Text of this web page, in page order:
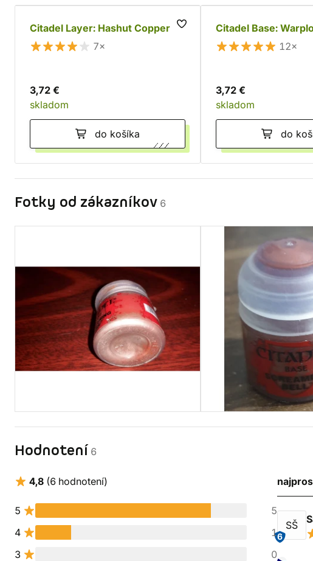
Citadel Layer: Hashut Copper
7×
3,72 €
skladom
do košíka
Citadel Base:
12×
3,72 €
skladom
do
Fotky od zákazníkov 6
Hodnotení 6
4,8 (6 hodnotení)
5
5
4
1
3
0
SŠ
6